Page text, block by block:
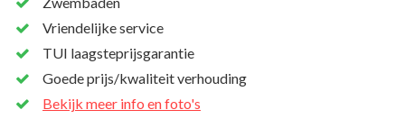
Vriendelijke service
TUI laagsteprijsgarantie
Goede prijs/kwaliteit verhouding
Bekijk meer info en foto's